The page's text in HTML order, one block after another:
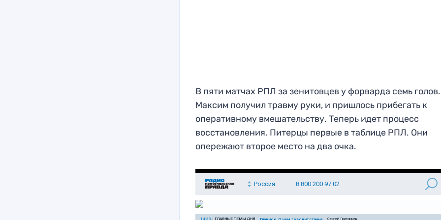
В пяти матчах РПЛ за зенитовцев у форварда семь
Максим получил травму руки, и пришлось прибегать к
оперативному вмешательству. Теперь идет процесс
восстановления. Питерцы первые в таблице РПЛ. Они
опережают второе место на два очка.